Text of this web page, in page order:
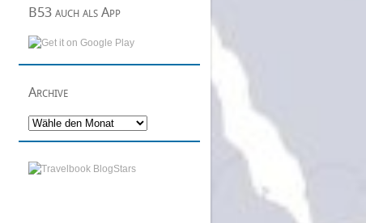
B53 auch als App
Archive